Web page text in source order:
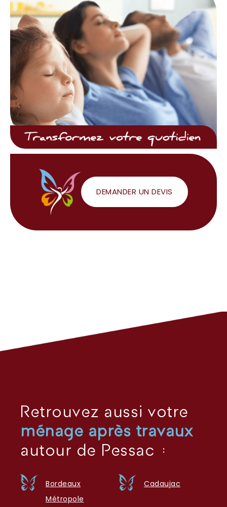
DEMANDER UN DEVIS
Retrouvez aussi votre
ménage après travaux
autour de Pessac :
Bordeaux
Métropole
Cadaujac